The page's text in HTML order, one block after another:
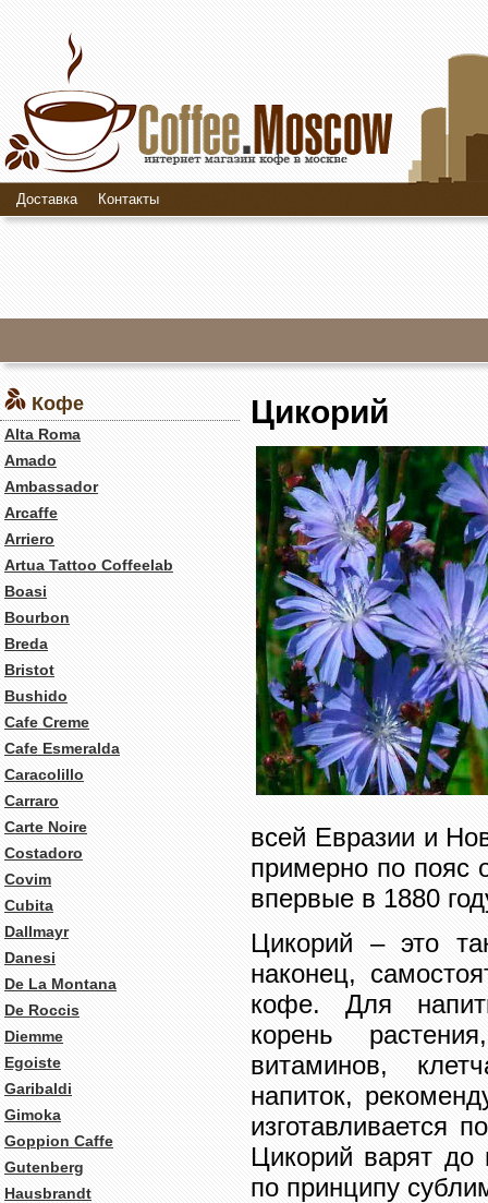
Доставка Контакты
Кофе
Alta Roma
Amado
Ambassador
Arcaffe
Arriero
Artua Tattoo Coffeelab
Boasi
Bourbon
Breda
Bristot
Bushido
Cafe Creme
Cafe Esmeralda
Caracolillo
Carraro
Carte Noire
Costadoro
Covim
Cubita
Dallmayr
Danesi
De La Montana
De Roccis
Diemme
Egoiste
Garibaldi
Gimoka
Goppion Caffe
Gutenberg
Hausbrandt
Цикорий
всей Евразии и
примерно по пояс
впервые в 1880
Цикорий – это
наконец,
кофе. Для
корень
витаминов,
напиток,
изготавливается
Цикорий варят до
по принципу